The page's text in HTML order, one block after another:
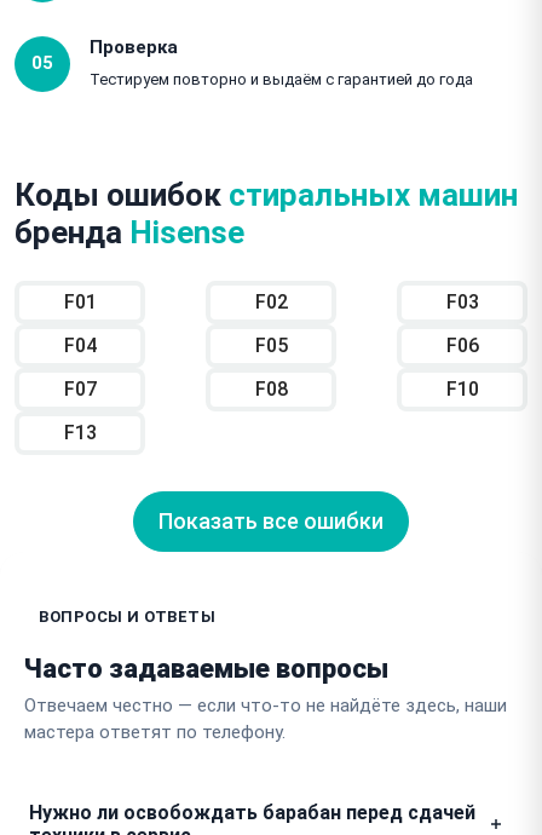
05
Проверка
Тестируем повторно и выдаём с гарантией до года
Коды ошибок стиральных машин
бренда Hisense
F01 F02
F03
F04
F05
F06
F07
F08
F10
F13
Показать все ошибки
ВОПРОСЫ И ОТВЕТЫ
Часто задаваемые вопросы
Отвечаем честно — если что-то не найдёте здесь, наши
мастера ответят по телефону.
Нужно ли освобождать барабан перед сдачей